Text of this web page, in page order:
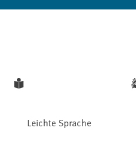
Leichte Sprache